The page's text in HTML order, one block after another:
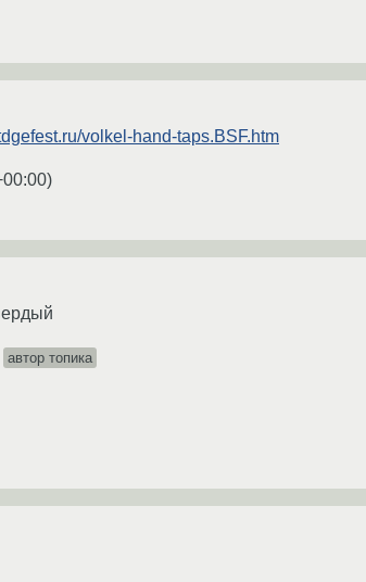
volkel-hand-taps.BSF.htm
)
автор топика